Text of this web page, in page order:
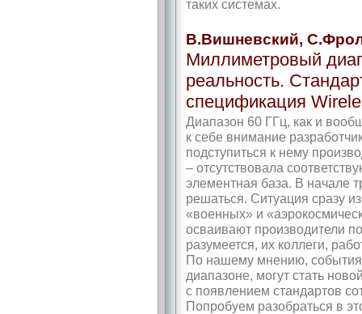
таких системах.
В.Вишневский,
Миллиметровый
реальность.
спецификация
Диапазон 60 ГГц, как и
к себе внимание
подступиться к нему
– отсутствовала
элементная база. В начале
решаться. Ситуация сразу
«военных» и
осваивают производители
разумеется, их коллеги,
По нашему мнению, события
диапазоне, могут стать
с появлением стандартов
Попробуем разобраться в